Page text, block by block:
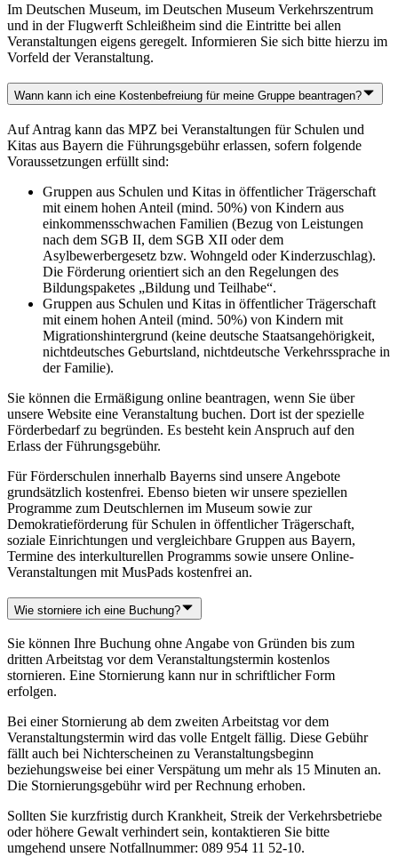
Im Deutschen Museum, im Deutschen Museum Verkehrszentrum
und in der Flugwerft Schleißheim sind die Eintritte bei allen
Veranstaltungen eigens geregelt. Informieren Sie sich bitte hierzu im
Vorfeld der Veranstaltung.
Wann kann ich eine Kostenbefreiung für meine Gruppe beantragen?
Auf Antrag kann das MPZ bei Veranstaltungen für Schulen und
Kitas aus Bayern die Führungsgebühr erlassen, sofern folgende
Voraussetzungen erfüllt sind:
Gruppen aus Schulen und Kitas in öffentlicher Trägerschaft
mit einem hohen Anteil (mind. 50%) von Kindern aus
einkommensschwachen Familien (Bezug von Leistungen
nach dem SGB II, dem SGB XII oder dem
Asylbewerbergesetz bzw. Wohngeld oder Kinderzuschlag).
Die Förderung orientiert sich an den Regelungen des
Bildungspaketes „Bildung und Teilhabe“.
Gruppen aus Schulen und Kitas in öffentlicher Trägerschaft
mit einem hohen Anteil (mind. 50%) von Kindern mit
Migrationshintergrund (keine deutsche Staatsangehörigkeit,
nichtdeutsches Geburtsland, nichtdeutsche Verkehrssprache in
der Familie).
Sie können die Ermäßigung online beantragen, wenn Sie über
unsere Website eine Veranstaltung buchen. Dort ist der spezielle
Förderbedarf zu begründen. Es besteht kein Anspruch auf den
Erlass der Führungsgebühr.
Für Förderschulen innerhalb Bayerns sind unsere Angebote
grundsätzlich kostenfrei. Ebenso bieten wir unsere speziellen
Programme zum Deutschlernen im Museum sowie zur
Demokratieförderung für Schulen in öffentlicher Trägerschaft,
soziale Einrichtungen und vergleichbare Gruppen aus Bayern,
Termine des interkulturellen Programms sowie unsere Online-
Veranstaltungen mit MusPads kostenfrei an.
Wie storniere ich eine Buchung?
Sie können Ihre Buchung ohne Angabe von Gründen bis zum
dritten Arbeitstag vor dem Veranstaltungstermin kostenlos
stornieren. Eine Stornierung kann nur in schriftlicher Form
erfolgen.
Bei einer Stornierung ab dem zweiten Arbeitstag vor dem
Veranstaltungstermin wird das volle Entgelt fällig. Diese Gebühr
fällt auch bei Nichterscheinen zu Veranstaltungsbeginn
beziehungsweise bei einer Verspätung um mehr als 15 Minuten an.
Die Stornierungsgebühr wird per Rechnung erhoben.
Sollten Sie kurzfristig durch Krankheit, Streik der Verkehrsbetriebe
oder höhere Gewalt verhindert sein, kontaktieren Sie bitte
umgehend unsere Notfallnummer: 089 954 11 52-10.